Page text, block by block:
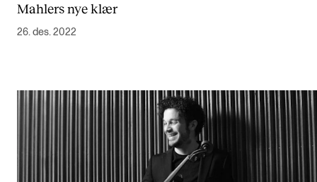
Mahlers nye klær
26. des. 2022